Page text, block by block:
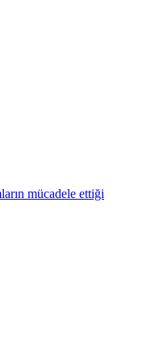
mücadele ettiği